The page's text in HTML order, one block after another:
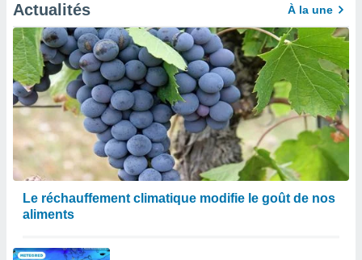
Actualités À la une
Le réchauffement climatique modifie le goût de nos
aliments